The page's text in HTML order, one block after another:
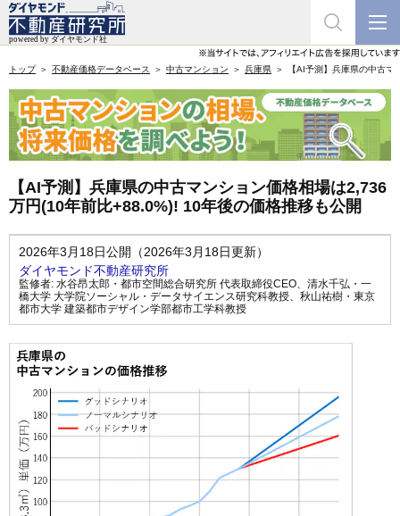
トップ 不動産価格データベース 中古マンション 兵庫県 【AI予測】兵庫県の中古
【AI予測】兵庫県の中古マンション価格相場は2,736
万円(10年前比+88.0%)! 10年後の価格推移も公開
2026年3月18日公開（2026年3月18日更新）
ダイヤモンド不動産研究所
監修者: 水谷昂太郎・都市空間総合研究所 代表取締役CEO、 清水千弘・一
橋大学 大学院ソーシャル・データサイエンス研究科教授、 秋山祐樹・東京
都市大学 建築都市デザイン学部都市工学科教授